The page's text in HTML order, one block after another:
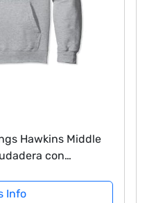
Hawkins Middle
con
Info